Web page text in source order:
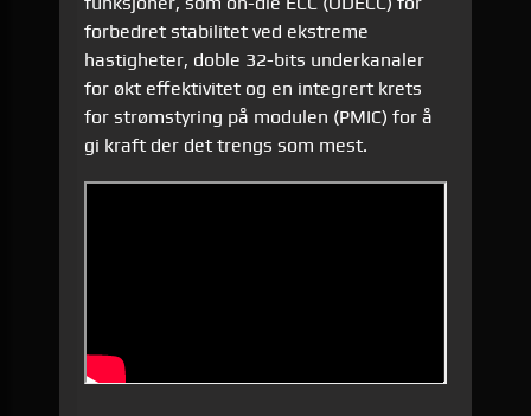
forbedret stabilitet ved ekstreme
hastigheter, doble 32-bits underkanaler
for økt effektivitet og en integrert krets
for strømstyring på modulen (PMIC) for å
gi kraft der det trengs som mest.